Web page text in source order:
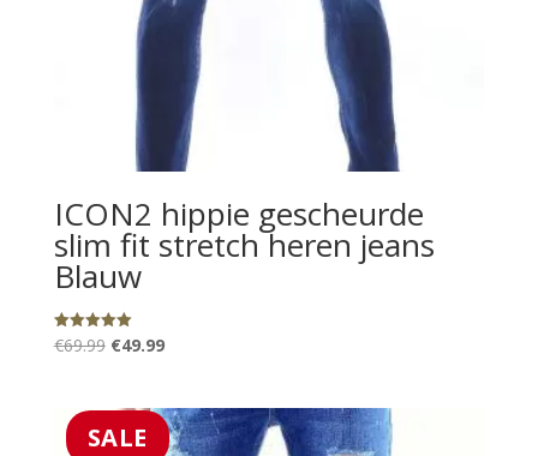
ICON2 hippie gescheurde
slim fit stretch heren jeans
Blauw
Gewaardeerd
5.00
€69.99 Oorspronkelijke
€69.99.
€49.99Huidige
€49.99.
SALE